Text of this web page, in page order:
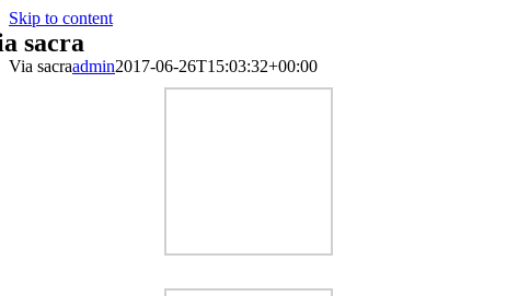
Skip to content
sacra
Via sacraadmin2017-06-26T15:03:32+00:00